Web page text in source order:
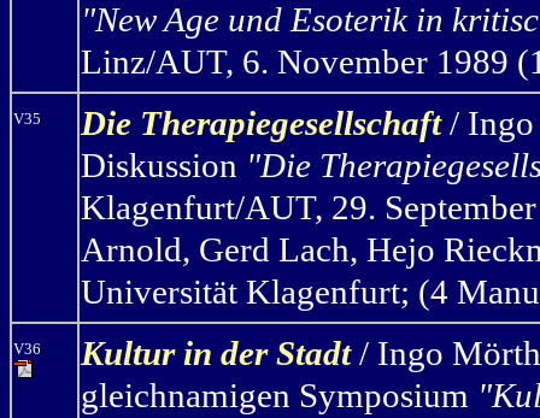
"New Age und Esoterik in
Linz/AUT, 6. November 1989
V35 Die Therapiegesellschaft/
Diskussion "Die
Klagenfurt/AUT, 29.
Arnold, Gerd Lach, Hejo
Universität Klagenfurt; (4
V36 Kultur in der Stadt/ Ingo
gleichnamigen Symposium